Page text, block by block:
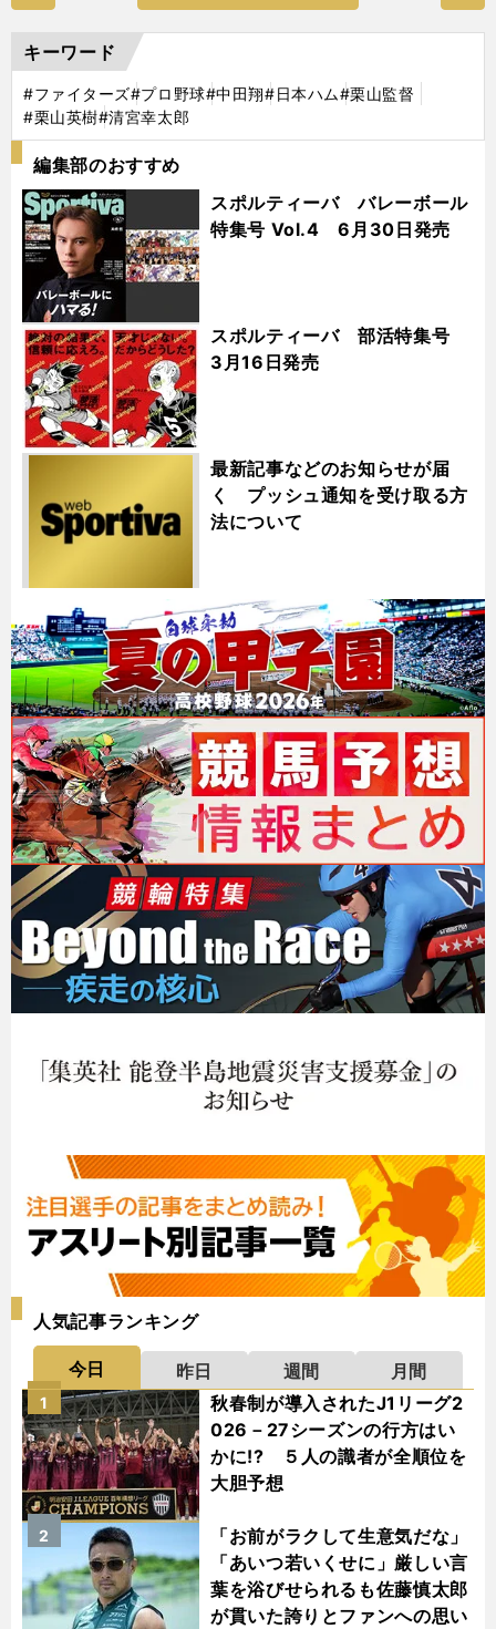
キーワード
#ファイターズ#プロ野球#中田翔#日本ハム#栗山監督
#栗山英樹#清宮幸太郎
編集部のおすすめ
スポルティーバ バレーボール
特集号 Vol.4 6月30日発売
スポルティーバ 部活特集号
3月16日発売
最新記事などのお知らせが届
く プッシュ通知を受け取る方
法について
人気記事ランキング
今日 昨日 週間
月間
秋春制が導入されたJ1リーグ2
026－27シーズンの行方はい
かに!? ５人の識者が全順位を
大胆予想
1
「お前がラクして生意気だな」
「あいつ若いくせに」厳しい言
葉を浴びせられるも佐藤慎太郎
が貫いた誇りとファンへの思い
2